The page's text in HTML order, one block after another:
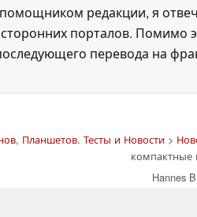
редакции, я
порталов. Помимо
перевода на
Планшетов. Тесты и Новости >
компактные
Hannes